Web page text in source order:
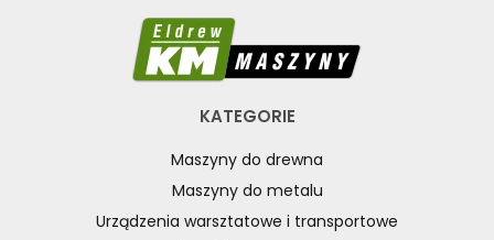
KATEGORIE
Maszyny do drewna
Maszyny do metalu
Urządzenia warsztatowe i transportowe